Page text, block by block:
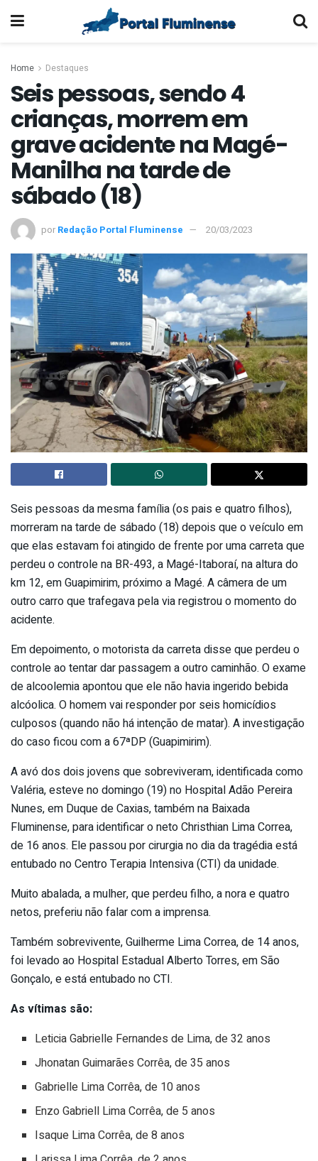
Home Destaques
Seis pessoas, sendo 4
crianças, morrem em
grave acidente na Magé-
Manilha na tarde de
sábado (18)
por Redação Portal Fluminense 20/03/2023
Seis pessoas da mesma família (os pais e quatro filhos),
morreram na tarde de sábado (18) depois que o veículo em
que elas estavam foi atingido de frente por uma carreta que
perdeu o controle na BR-493, a Magé-Itaboraí, na altura do
km 12, em Guapimirim, próximo a Magé. A câmera de um
outro carro que trafegava pela via registrou o momento do
acidente.
Em depoimento, o motorista da carreta disse que perdeu o
controle ao tentar dar passagem a outro caminhão. O exame
de alcoolemia apontou que ele não havia ingerido bebida
alcóolica. O homem vai responder por seis homicídios
culposos (quando não há intenção de matar). A investigação
do caso ficou com a 67ªDP (Guapimirim).
A avó dos dois jovens que sobreviveram, identificada como
Valéria, esteve no domingo (19) no Hospital Adão Pereira
Nunes, em Duque de Caxias, também na Baixada
Fluminense, para identificar o neto Christhian Lima Correa,
de 16 anos. Ele passou por cirurgia no dia da tragédia está
entubado no Centro Terapia Intensiva (CTI) da unidade.
Muito abalada, a mulher, que perdeu filho, a nora e quatro
netos, preferiu não falar com a imprensa.
Também sobrevivente, Guilherme Lima Correa, de 14 anos,
foi levado ao Hospital Estadual Alberto Torres, em São
Gonçalo, e está entubado no CTI.
As vítimas são:
Leticia Gabrielle Fernandes de Lima, de 32 anos
Jhonatan Guimarães Corrêa, de 35 anos
Gabrielle Lima Corrêa, de 10 anos
Enzo Gabriell Lima Corrêa, de 5 anos
Isaque Lima Corrêa, de 8 anos